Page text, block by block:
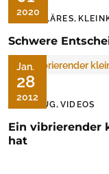
2020
FAMILÄRES,
Schwere
Jan.
28
2012
UNFUG, VIDEOS
Ein vibrierender
hat